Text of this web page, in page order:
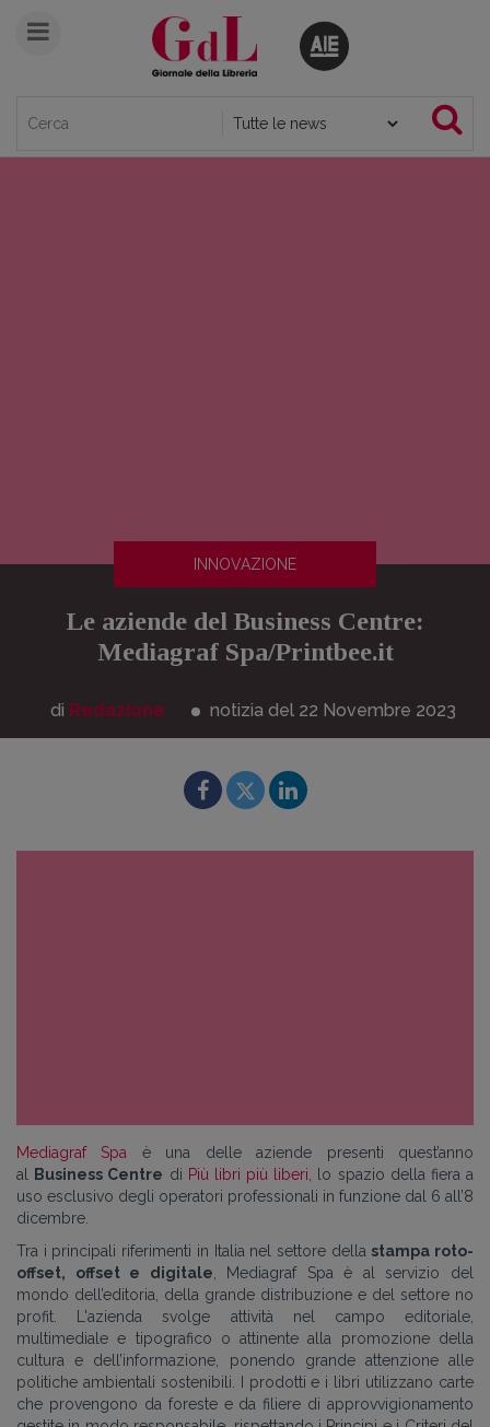
INNOVAZIONE
Le aziende del Business Centre:
Mediagraf Spa/Printbee.it
di Redazione notizia del 22 Novembre 2023
Mediagraf Spa è una delle aziende presenti quest’anno
al
Business Centre di Più libri più liberi , lo spazio della fiera a
uso esclusivo degli operatori professionali in funzione dal 6 all’8
dicembre.
Tra i principali riferimenti in Italia nel settore della stampa roto-
offset, offset e digitale , Mediagraf Spa è al servizio del
mondo dell’editoria, della grande distribuzione e del settore no
profit. L'azienda svolge attività nel campo editoriale,
multimediale e tipografico o attinente alla promozione della
cultura e dell’informazione, ponendo grande attenzione alle
politiche ambientali sostenibili. I prodotti e i libri utilizzano carte
che provengono da foreste e da filiere di approvvigionamento